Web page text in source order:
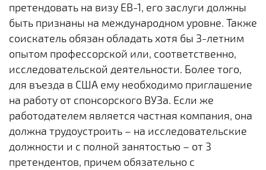
претендовать на визу EB-1, его заслуги должны
быть признаны на международном уровне. Также
соискатель обязан обладать хотя бы 3-летним
опытом профессорской или, соответственно,
исследовательской деятельности. Более того,
для въезда в США ему необходимо приглашение
на работу от спонсорского ВУЗа. Если же
работодателем является частная компания, она
должна трудоустроить – на исследовательские
должности и с полной занятостью – от 3
претендентов, причем обязательно с